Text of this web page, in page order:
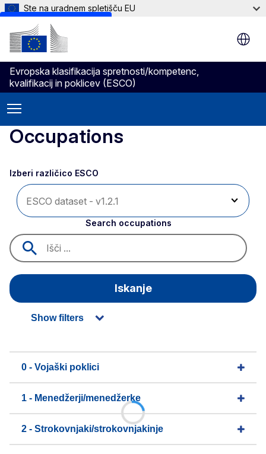
Skip to main content
Ste na uradnem spletišču EU
Evropska klasifikacija spretnosti/kompetenc,
kvalifikacij in poklicev (ESCO)
Occupations
Izberi različico ESCO
Search occupations
Iskanje
Show filters
0 - Vojaški poklici
1 - Menedžerji/menedžerke
2 - Strokovnjaki/strokovnjakinje